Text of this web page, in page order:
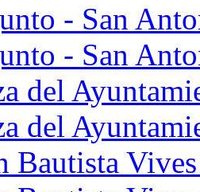
- San
- San
del
del
Bautista